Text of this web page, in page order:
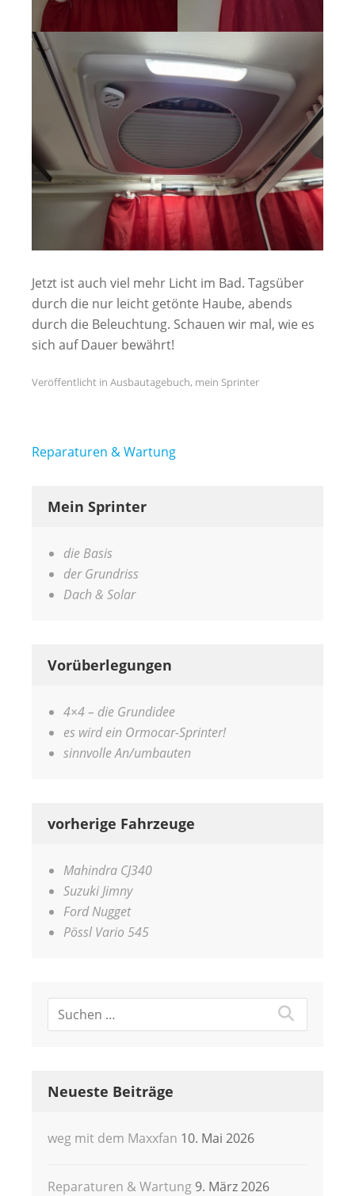
Jetzt ist auch viel mehr Licht im Bad. Tagsüber
durch die nur leicht getönte Haube, abends
durch die Beleuchtung. Schauen wir mal, wie es
sich auf Dauer bewährt!
Veröffentlicht in Ausbautagebuch, mein Sprinter
Beitragsnavigation
Reparaturen & Wartung
Mein Sprinter
die Basis
der Grundriss
Dach & Solar
Vorüberlegungen
4×4 – die Grundidee
es wird ein Ormocar-Sprinter!
sinnvolle An/umbauten
vorherige Fahrzeuge
Mahindra CJ340
Suzuki Jimny
Ford Nugget
Pössl Vario 545
Neueste Beiträge
weg mit dem Maxxfan 10. Mai 2026
Reparaturen & Wartung 9. März 2026